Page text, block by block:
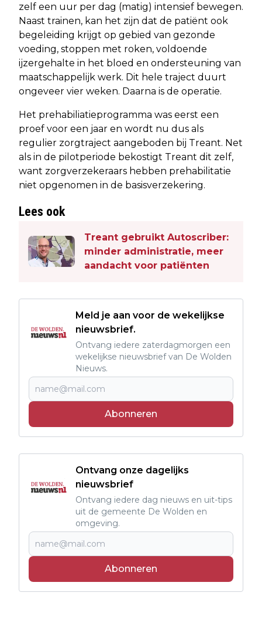
zelf een uur per dag (matig) intensief bewegen.
Naast trainen, kan het zijn dat de patiënt ook
begeleiding krijgt op gebied van gezonde
voeding, stoppen met roken, voldoende
ijzergehalte in het bloed en ondersteuning van
maatschappelijk werk. Dit hele traject duurt
ongeveer vier weken. Daarna is de operatie.
Het prehabiliatieprogramma was eerst een
proef voor een jaar en wordt nu dus als
regulier zorgtraject aangeboden bij Treant. Net
als in de pilotperiode bekostigt Treant dit zelf,
want zorgverzekeraars hebben prehabilitatie
niet opgenomen in de basisverzekering.
Lees ook
Treant gebruikt Autoscriber:
minder administratie, meer
aandacht voor patiënten
Meld je aan voor de wekelijkse
nieuwsbrief.
Ontvang iedere zaterdagmorgen een
wekelijkse nieuwsbrief van De Wolden
Nieuws.
Abonneren
Ontvang onze dagelijks
nieuwsbrief
Ontvang iedere dag nieuws en uit-tips
uit de gemeente De Wolden en
omgeving.
Abonneren